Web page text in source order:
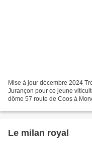
Mise à jour décembre 2024
Jurançon pour ce jeune
dôme 57 route de Coos à
Le milan royal